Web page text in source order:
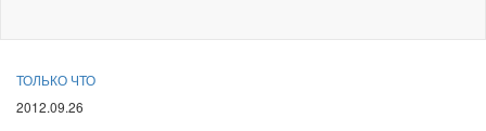
ТОЛЬКО ЧТО
2012.09.26